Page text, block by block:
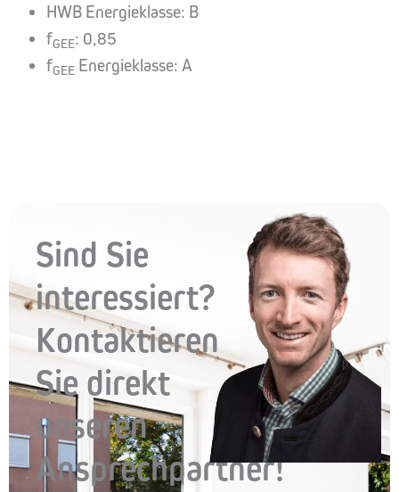
HWB Energieklasse: B
fGEE: 0,85
fGEE Energieklasse: A
Sind Sie
interessiert?
Kontaktieren
Sie direkt
unseren
Ansprechpartner!